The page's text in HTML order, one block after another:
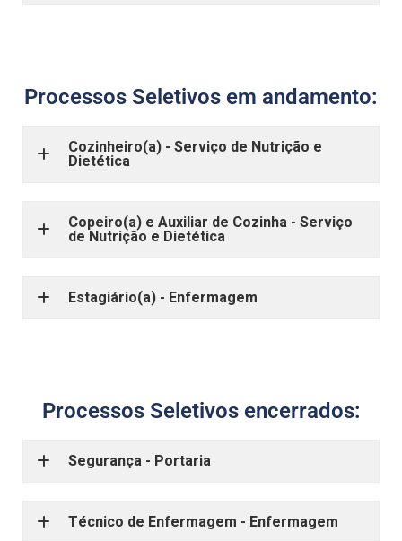
Processos Seletivos em andamento:
Cozinheiro(a) - Serviço de Nutrição e
Dietética
Copeiro(a) e Auxiliar de Cozinha - Serviço
de Nutrição e Dietética
Estagiário(a) - Enfermagem
Processos Seletivos encerrados:
Segurança - Portaria
Técnico de Enfermagem - Enfermagem